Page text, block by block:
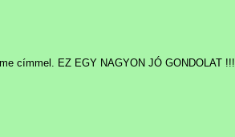
címmel. EZ EGY NAGYON JÓ GONDOLAT !!!